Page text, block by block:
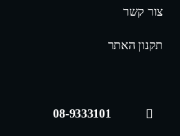
צור קשר
תקנון האתר
08-9333101